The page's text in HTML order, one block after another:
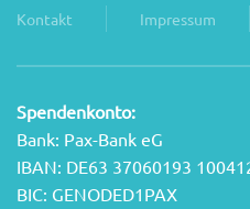
Kontakt Impressum
Spendenkonto:
Bank: Pax-Bank eG
IBAN: DE63 37060193
BIC: GENODED1PAX